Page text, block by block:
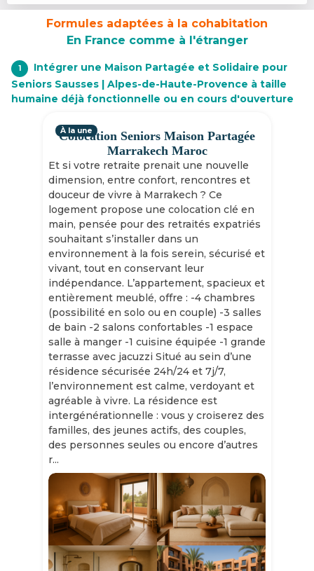
Formules adaptées à la cohabitation
En France comme à l'étranger
1
Intégrer une Maison Partagée et Solidaire pour
Seniors Sausses | Alpes-de-Haute-Provence à taille
humaine déjà fonctionnelle ou en cours d'ouverture
Colocation Seniors Maison Partagée
Marrakech Maroc
Et si votre retraite prenait une nouvelle
dimension, entre confort, rencontres et
douceur de vivre à Marrakech ? Ce
logement propose une colocation clé en
main, pensée pour des retraités expatriés
souhaitant s’installer dans un
environnement à la fois serein, sécurisé et
vivant, tout en conservant leur
indépendance. L’appartement, spacieux et
entièrement meublé, offre : -4 chambres
(possibilité en solo ou en couple) -3 salles
de bain -2 salons confortables -1 espace
salle à manger -1 cuisine équipée -1 grande
terrasse avec jacuzzi Situé au sein d’une
résidence sécurisée 24h/24 et 7j/7,
l’environnement est calme, verdoyant et
agréable à vivre. La résidence est
intergénérationnelle : vous y croiserez des
familles, des jeunes actifs, des couples,
des personnes seules ou encore d’autres
r...
À la une
Slide 1 of 11